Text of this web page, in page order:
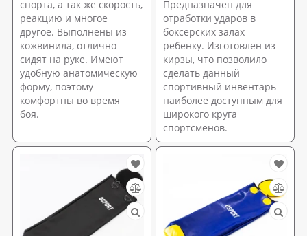
спорта, а так же скорость,
реакцию и многое
другое. Выполнены из
кожвинила, отлично
сидят на руке. Имеют
удобную анатомическую
форму, поэтому
комфортны во время
боя.
Предназначен для
отработки ударов в
боксерских залах
ребенку. Изготовлен из
кирзы, что позволило
сделать данный
спортивный инвентарь
наиболее доступным для
широкого круга
спортсменов.